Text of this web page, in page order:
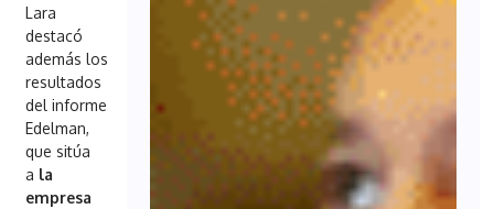
Lara
destacó
además los
resultados
del informe
Edelman,
que sitúa
a la
empresa